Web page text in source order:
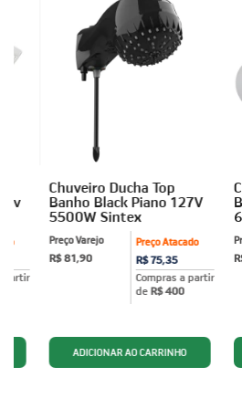
partir
Chuveiro Ducha Top
Banho Black Piano 127V
5500W Sintex
Preço Atacado
R$ 75,35
Compras a partir
de R$ 400
Preço Varejo
R$ 81,90